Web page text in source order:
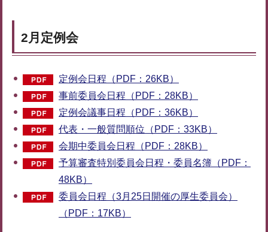
2月定例会
定例会日程（PDF：26KB）
事前委員会日程（PDF：28KB）
定例会議事日程（PDF：36KB）
代表・一般質問順位（PDF：33KB）
会期中委員会日程（PDF：28KB）
予算審査特別委員会日程・委員名簿（PDF：
48KB）
委員会日程（3月25日開催の厚生委員会）
（PDF：17KB）